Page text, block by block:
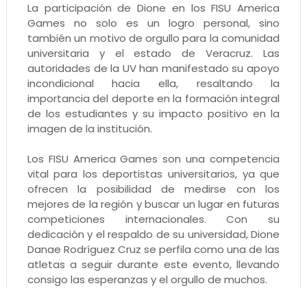
La participación de Dione en los FISU America
Games no solo es un logro personal, sino
también un motivo de orgullo para la comunidad
universitaria y el estado de Veracruz. Las
autoridades de la UV han manifestado su apoyo
incondicional hacia ella, resaltando la
importancia del deporte en la formación integral
de los estudiantes y su impacto positivo en la
imagen de la institución.
Los FISU America Games son una competencia
vital para los deportistas universitarios, ya que
ofrecen la posibilidad de medirse con los
mejores de la región y buscar un lugar en futuras
competiciones internacionales. Con su
dedicación y el respaldo de su universidad, Dione
Danae Rodríguez Cruz se perfila como una de las
atletas a seguir durante este evento, llevando
consigo las esperanzas y el orgullo de muchos.